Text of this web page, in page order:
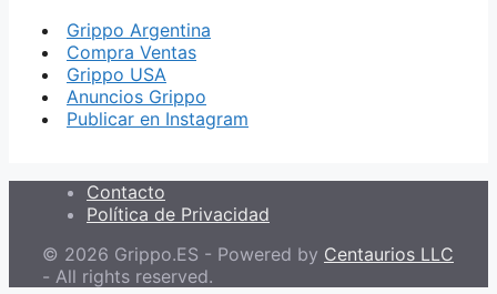
Grippo Argentina
Compra Ventas
Grippo USA
Anuncios Grippo
Publicar en Instagram
Contacto
Política de Privacidad
© 2026 Grippo.ES - Powered by Centaurios LLC
- All rights reserved.